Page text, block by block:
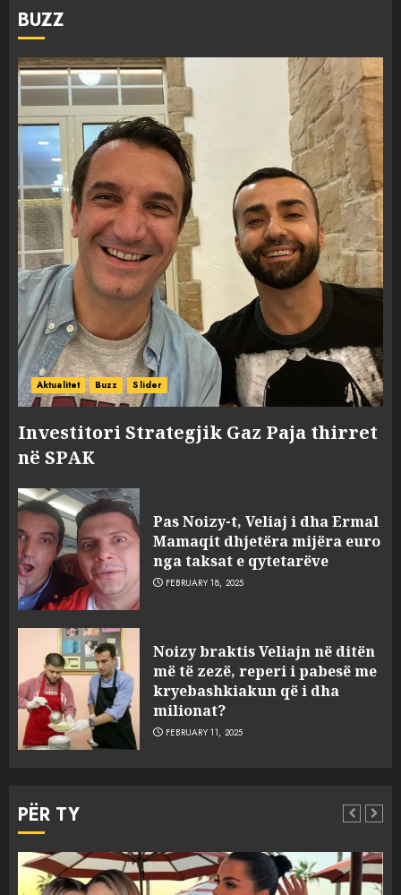
BUZZ
Aktualitet Buzz Slider
Investitori Strategjik Gaz Paja thirret
në SPAK
Pas Noizy-t, Veliaj i dha Ermal
Mamaqit dhjetëra mijëra euro
nga taksat e qytetarëve
FEBRUARY 18, 2025
Noizy braktis Veliajn në ditën
më të zezë, reperi i pabesë me
kryebashkiakun që i dha
milionat?
FEBRUARY 11, 2025
PËR TY
3
sulmuan “One Albania”,
ngjarja u fsheh. A u vodhën
serverat?
MARCH 25, 2025
4 MARCH 25, 2025